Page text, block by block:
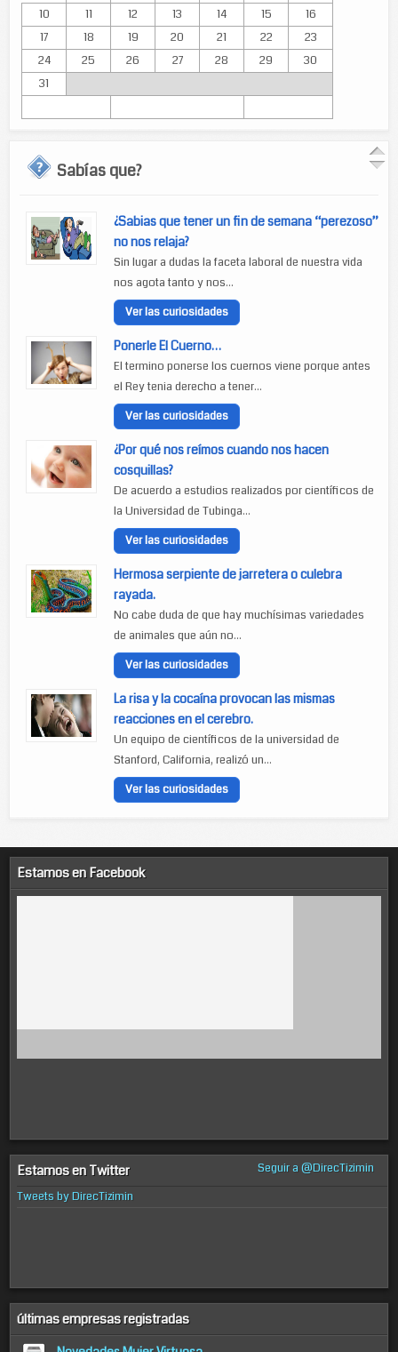
10
11 12 13 14 15
16
17
18 19 20 21 22
23
24
25 26 27 28 29
30
31
Sabías que?
¿Sabias que tener un fin de semana “perezoso”
no nos relaja?
Sin lugar a dudas la faceta laboral de nuestra vida
nos agota tanto y nos...
Ver las curiosidades
Ponerle El Cuerno…
El termino ponerse los cuernos viene porque antes
el Rey tenia derecho a tener...
Ver las curiosidades
¿Por qué nos reímos cuando nos hacen
cosquillas?
De acuerdo a estudios realizados por científicos de
la Universidad de Tubinga...
Ver las curiosidades
Hermosa serpiente de jarretera o culebra
rayada.
No cabe duda de que hay muchísimas variedades
de animales que aún no...
Ver las curiosidades
La risa y la cocaína provocan las mismas
reacciones en el cerebro.
Un equipo de científicos de la universidad de
Stanford, California, realizó un...
Ver las curiosidades
Estamos en Facebook
Estamos en Twitter
Seguir a @DirecTizimin
Tweets by DirecTizimin
últimas empresas registradas